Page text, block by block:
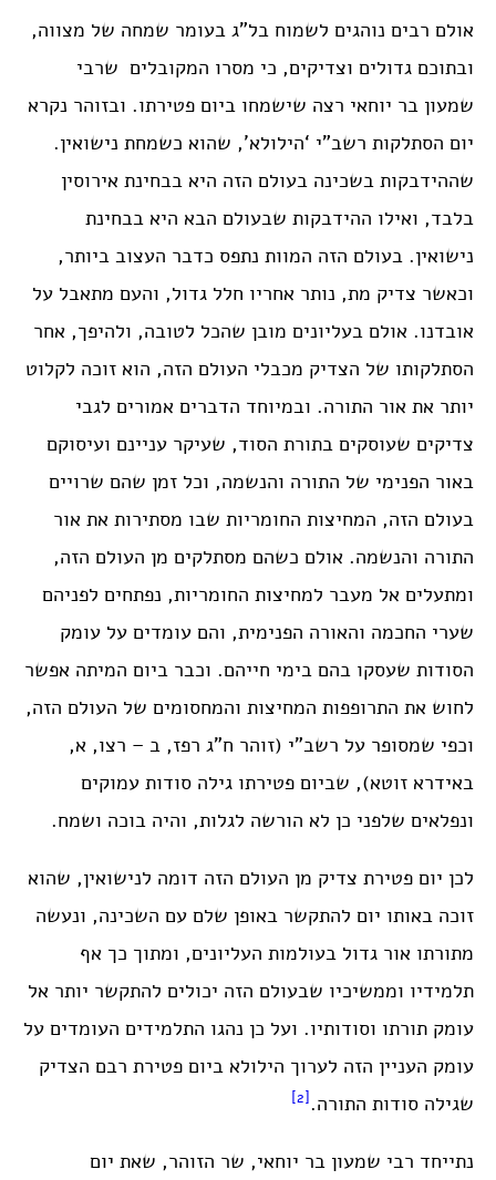
אולם רבים נוהגים לשמוח בל”ג בעומר שמחה של מצווה,
ובתוכם גדולים וצדיקים, כי מסרו המקובלים שרבי
שמעון בר יוחאי רצה שישמחו ביום פטירתו. ובזוהר נקרא
יום הסתלקות רשב”י ‘הילולא’, שהוא כשמחת נישואין.
שההידבקות בשכינה בעולם הזה היא בבחינת אירוסין
בלבד, ואילו ההידבקות שבעולם הבא היא בבחינת
נישואין. בעולם הזה המוות נתפס כדבר העצוב ביותר,
וכאשר צדיק מת, נותר אחריו חלל גדול, והעם מתאבל על
אובדנו. אולם בעליונים מובן שהכל לטובה, ולהיפך, אחר
הסתלקותו של הצדיק מכבלי העולם הזה, הוא זוכה לקלוט
יותר את אור התורה. ובמיוחד הדברים אמורים לגבי
צדיקים שעוסקים בתורת הסוד, שעיקר עניינם ועיסוקם
באור הפנימי של התורה והנשמה, וכל זמן שהם שרויים
בעולם הזה, המחיצות החומריות שבו מסתירות את אור
התורה והנשמה. אולם כשהם מסתלקים מן העולם הזה,
ומתעלים אל מעבר למחיצות החומריות, נפתחים לפניהם
שערי החכמה והאורה הפנימית, והם עומדים על עומק
הסודות שעסקו בהם בימי חייהם. וכבר ביום המיתה אפשר
לחוש את התרופפות המחיצות והמחסומים של העולם הזה,
וכפי שמסופר על רשב”י (זוהר ח”ג רפז, ב – רצו, א,
באידרא זוטא), שביום פטירתו גילה סודות עמוקים
ונפלאים שלפני כן לא הורשה לגלות, והיה בוכה ושמח.
לכן יום פטירת צדיק מן העולם הזה דומה לנישואין, שהוא
זוכה באותו יום להתקשר באופן שלם עם השכינה, ונעשה
מתורתו אור גדול בעולמות העליונים, ומתוך כך אף
תלמידיו וממשיכיו שבעולם הזה יכולים להתקשר יותר אל
עומק תורתו וסודותיו. ועל כן נהגו התלמידים העומדים על
עומק העניין הזה לערוך הילולא ביום פטירת רבם הצדיק
שגילה סודות התורה. [2]
נתייחד רבי שמעון בר יוחאי, שר הזוהר, שאת יום